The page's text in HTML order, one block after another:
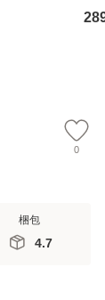
レコード
ール便送
のが
0
梱包
4.7